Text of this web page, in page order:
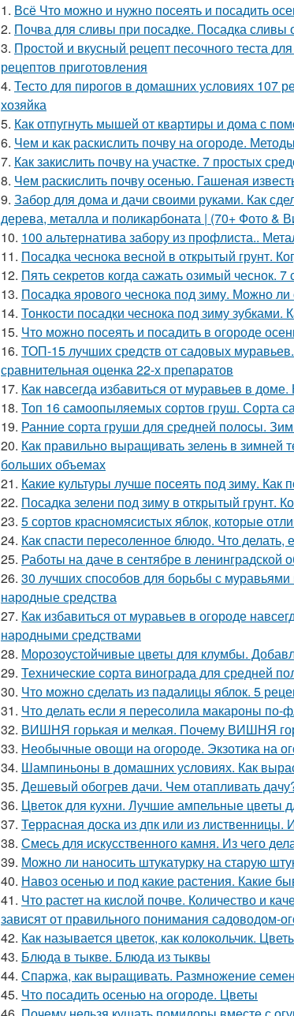
1. Всё Что можно и нужно посеять и посадить
2. Почва для сливы при посадке. Посадка сливы
3. Простой и вкусный рецепт песочного теста
рецептов приготовления
4. Тесто для пирогов в домашних условиях 107
хозяйка
5. Как отпугнуть мышей от квартиры и дома с
6. Чем и как раскислить почву на огороде.
7. Как закислить почву на участке. 7 простых
8. Чем раскислить почву осенью. Гашеная
9. Забор для дома и дачи своими руками. Как
дерева, металла и поликарбоната | (70+ Фото &
10. 100 альтернатива забору из профлиста..
11. Посадка чеснока весной в открытый грунт.
12. Пять секретов когда сажать озимый чеснок.
13. Посадка ярового чеснока под зиму. Можно ли
14. Тонкости посадки чеснока под зиму зубками.
15. Что можно посеять и посадить в огороде
16. ТОП-15 лучших средств от садовых
сравнительная оценка 22-х препаратов
17. Как навсегда избавиться от муравьев в
18. Топ 16 самоопыляемых сортов груш. Сорта
19. Ранние сорта груши для средней полосы.
20. Как правильно выращивать зелень в
больших объемах
21. Какие культуры лучше посеять под зиму. Как
22. Посадка зелени под зиму в открытый грунт.
23. 5 сортов красномясистых яблок, которые
24. Как спасти пересоленное блюдо. Что
25. Работы на даче в сентябре в
26. 30 лучших способов для борьбы с муравьями
народные средства
27. Как избавиться от муравьев в огороде
народными средствами
28. Морозоустойчивые цветы для клумбы.
29. Технические сорта винограда для средней
30. Что можно сделать из падалицы яблок. 5
31. Что делать если я пересолила макароны по-
32. ВИШНЯ горькая и мелкая. Почему ВИШНЯ
33. Необычные овощи на огороде. Экзотика на
34. Шампиньоны в домашних условиях. Как
35. Дешевый обогрев дачи. Чем отапливать
36. Цветок для кухни. Лучшие ампельные цветы
37. Террасная доска из дпк или из лиственницы.
38. Смесь для искусственного камня. Из чего
39. Можно ли наносить штукатурку на старую
40. Навоз осенью и под какие растения. Какие
41. Что растет на кислой почве. Количество и
зависят от правильного понимания садоводом-
42. Как называется цветок, как колокольчик.
43. Блюда в тыкве. Блюда из тыквы
44. Спаржа, как выращивать. Размножение
45. Что посадить осенью на огороде. Цветы